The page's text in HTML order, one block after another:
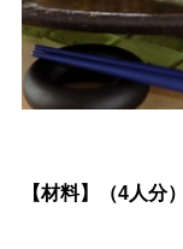
【材料】（4人分）